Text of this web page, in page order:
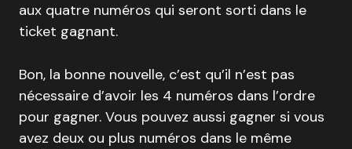
aux quatre numéros qui seront sorti dans le
ticket gagnant.
Bon, la bonne nouvelle, c’est qu’il n’est pas
nécessaire d’avoir les 4 numéros dans l’ordre
pour gagner. Vous pouvez aussi gagner si vous
avez deux ou plus numéros dans le même